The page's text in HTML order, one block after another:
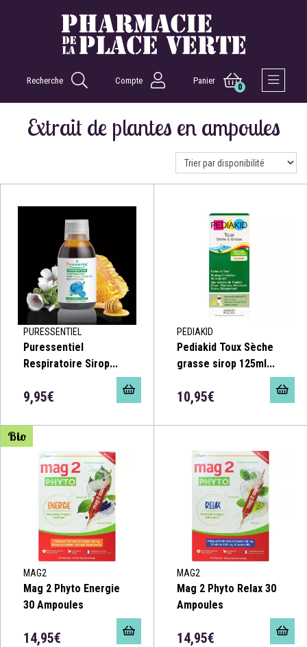
Recherche Compte Panier
0
Extrait de plantes en ampoules
PURESSENTIEL
Puressentiel
Respiratoire Sirop...
9,95€
PEDIAKID
Pediakid Toux Sèche
grasse sirop 125ml...
10,95€
Bio
MAG2
Mag 2 Phyto Energie
30 Ampoules
14,95€
MAG2
Mag 2 Phyto Relax 30
Ampoules
14,95€